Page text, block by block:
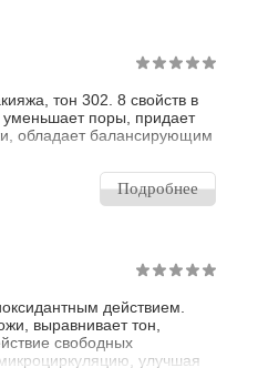
тон 302. 8 свойств в
поры, придает
обладает балансирующим
Подробнее
действием.
выравнивает тон,
свободных
улучшая